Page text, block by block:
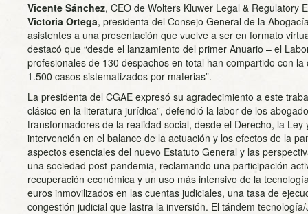
Vicente Sánchez, CEO de Wolters Kluwer Legal & Regulatory
Victoria Ortega, presidenta del Consejo General de la
asistentes a una presentación que vuelve a ser en formato
destacó que “desde el lanzamiento del primer Anuario – el
profesionales de 130 despachos en total han compartido con
1.500 casos sistematizados por materias”.
La presidenta del CGAE expresó su agradecimiento a este
clásico en la literatura jurídica”, defendió la labor de los
transformadores de la realidad social, desde el Derecho, la Ley
intervención en el balance de la actuación y los efectos de la
aspectos esenciales del nuevo Estatuto General y las
una sociedad post-pandemia, reclamando una participación
recuperación económica y un uso más intensivo de la
euros inmovilizados en las cuentas judiciales, una tasa de
congestión judicial que lastra la inversión. El tándem